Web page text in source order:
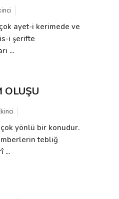
ayet-i kerimede ve
i şerifte
...
OLUŞU
yönlü bir konudur.
tebliğ
...